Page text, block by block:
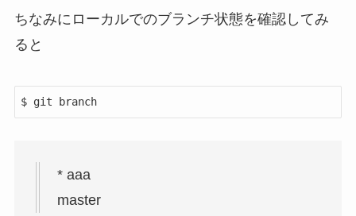
ちなみにローカルでのブランチ状態を確認してみ
ると
$ git branch
* aaa
master